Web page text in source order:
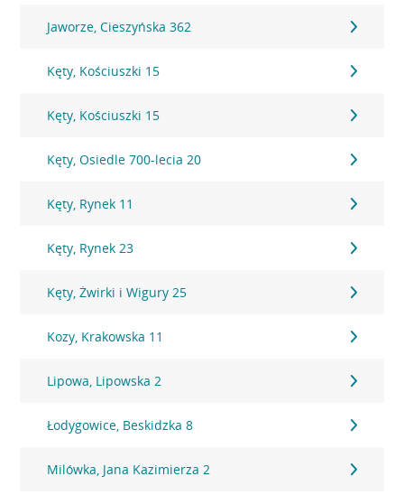
Jaworze, Cieszyńska 362
Kęty, Kościuszki 15
Kęty, Kościuszki 15
Kęty, Osiedle 700-lecia 20
Kęty, Rynek 11
Kęty, Rynek 23
Kęty, Żwirki i Wigury 25
Kozy, Krakowska 11
Lipowa, Lipowska 2
Łodygowice, Beskidzka 8
Milówka, Jana Kazimierza 2